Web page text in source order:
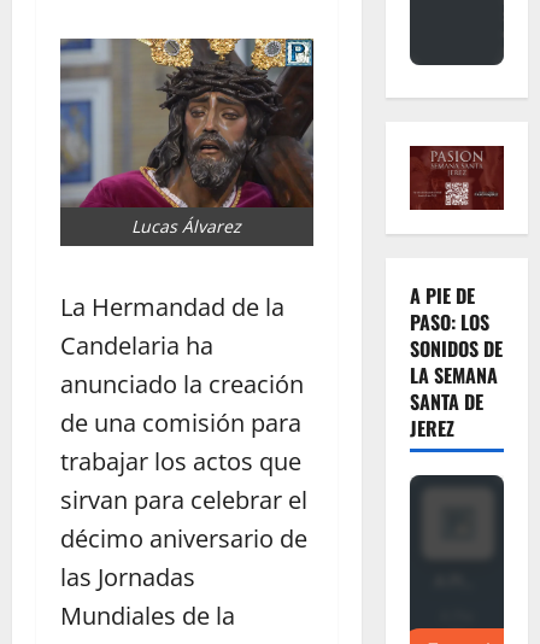
Lucas Álvarez
La Hermandad de la
Candelaria ha
anunciado la creación
de una comisión para
trabajar los actos que
sirvan para celebrar el
décimo aniversario de
las Jornadas
Mundiales de la
A PIE DE
PASO: LOS
SONIDOS DE
LA SEMANA
SANTA DE
JEREZ